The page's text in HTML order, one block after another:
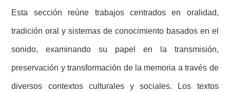
Esta sección reúne trabajos centrados en oralidad,
tradición oral y sistemas de conocimiento basados en el
sonido, examinando su papel en la transmisión,
preservación y transformación de la memoria a través de
diversos contextos culturales y sociales. Los textos